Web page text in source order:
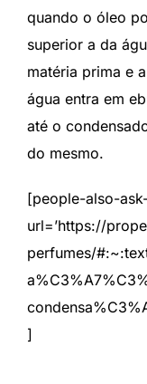
quando o óleo
superior a da
matéria prima e
água entra em
até o
do mesmo.
[people-also-
url=’https://
perfumes/
]